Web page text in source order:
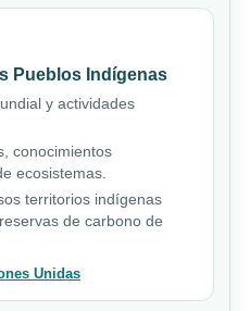
Pueblos Indígenas
y actividades
conocimientos
ecosistemas.
territorios indígenas
de carbono de
Unidas